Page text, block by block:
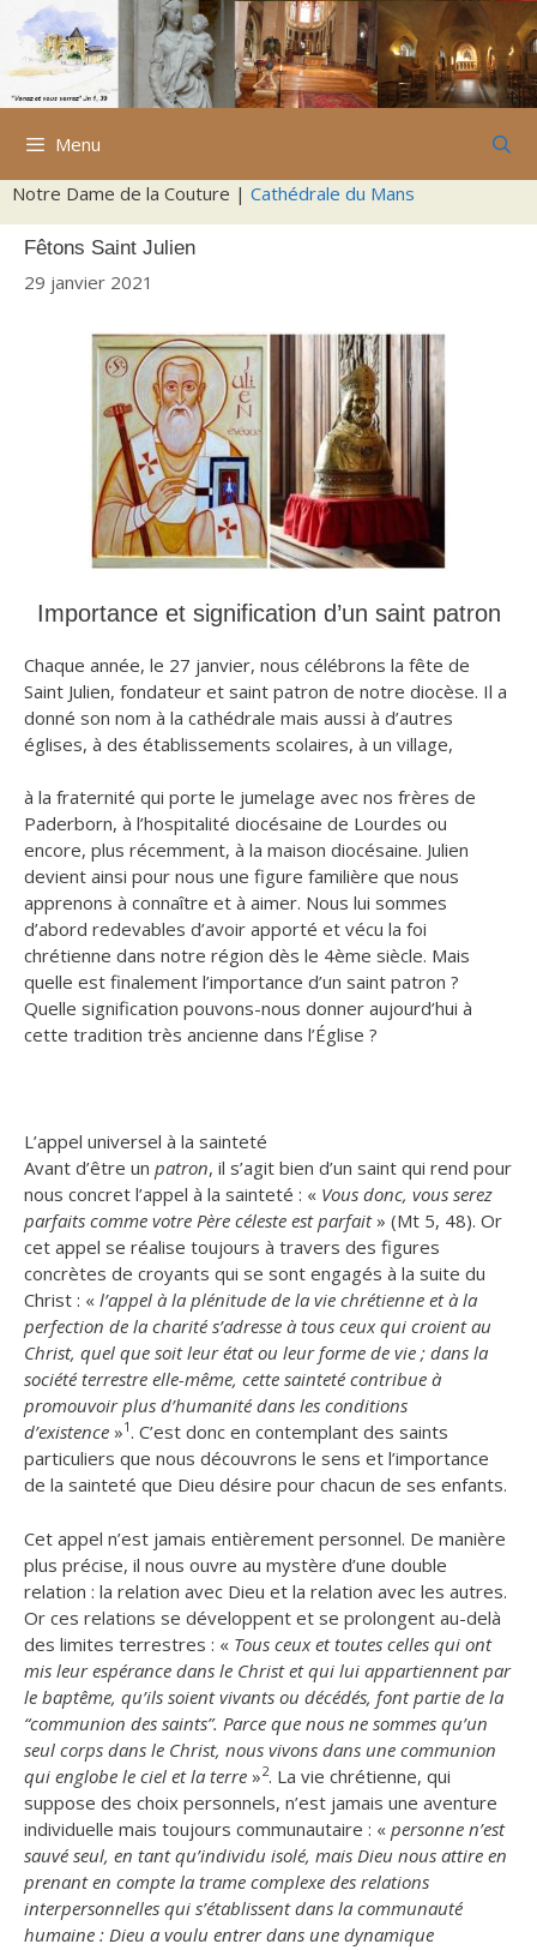
Aller
contenu
Menu
Notre Dame de la Couture | Cathédrale du Mans
Fêtons Saint Julien
29 janvier 2021
Importance et signification d’un saint patron
Chaque année, le 27 janvier, nous célébrons la fête de
Saint Julien, fondateur et saint patron de notre diocèse. Il a
donné son nom à la cathédrale mais aussi à d’autres
églises, à des établissements scolaires, à un village,
à la fraternité qui porte le jumelage avec nos frères de
Paderborn, à l’hospitalité diocésaine de Lourdes ou
encore, plus récemment, à la maison diocésaine. Julien
devient ainsi pour nous une figure familière que nous
apprenons à connaître et à aimer. Nous lui sommes
d’abord redevables d’avoir apporté et vécu la foi
chrétienne dans notre région dès le 4ème siècle. Mais
quelle est finalement l’importance d’un saint patron ?
Quelle signification pouvons-nous donner aujourd’hui à
cette tradition très ancienne dans l’Église ?
L’appel universel à la sainteté
Avant d’être un patron, il s’agit bien d’un saint qui rend pour
nous concret l’appel à la sainteté : « Vous donc, vous serez
parfaits comme votre Père céleste est parfait » (Mt 5, 48). Or
cet appel se réalise toujours à travers des figures
concrètes de croyants qui se sont engagés à la suite du
Christ : « l’appel à la plénitude de la vie chrétienne et à la
perfection de la charité s’adresse à tous ceux qui croient au
Christ, quel que soit leur état ou leur forme de vie ; dans la
société terrestre elle-même, cette sainteté contribue à
promouvoir plus d’humanité dans les conditions
d’existence »1. C’est donc en contemplant des saints
particuliers que nous découvrons le sens et l’importance
de la sainteté que Dieu désire pour chacun de ses enfants.
Cet appel n’est jamais entièrement personnel. De manière
plus précise, il nous ouvre au mystère d’une double
relation : la relation avec Dieu et la relation avec les autres.
Or ces relations se développent et se prolongent au-delà
des limites terrestres : « Tous ceux et toutes celles qui ont
mis leur espérance dans le Christ et qui lui appartiennent par
le baptême, qu’ils soient vivants ou décédés, font partie de la
“communion des saints”. Parce que nous ne sommes qu’un
seul corps dans le Christ, nous vivons dans une communion
qui englobe le ciel et la terre »2. La vie chrétienne, qui
suppose des choix personnels, n’est jamais une aventure
individuelle mais toujours communautaire : « personne n’est
sauvé seul, en tant qu’individu isolé, mais Dieu nous attire en
prenant en compte la trame complexe des relations
interpersonnelles qui s’établissent dans la communauté
humaine : Dieu a voulu entrer dans une dynamique